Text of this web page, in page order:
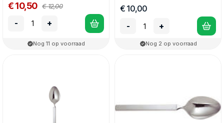
€ 10,50 € 12,00
- +
Nog 11 op voorraad
€ 10,00
-
+
Nog 2 op voorraad